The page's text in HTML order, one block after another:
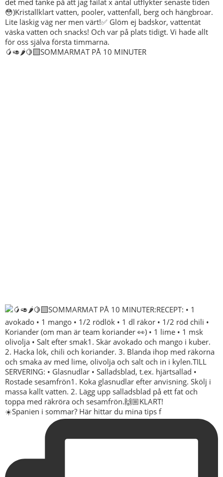
🥭🥑🌶️🍋‍🟩SOMMARMAT PÅ 10 MINUTER
☀️Spanien i sommar? Här hittar du mina tips f